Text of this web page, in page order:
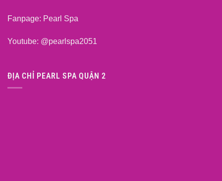
Fanpage: Pearl Spa
Youtube: @pearlspa2051
ĐỊA CHỈ PEARL SPA QUẬN 2